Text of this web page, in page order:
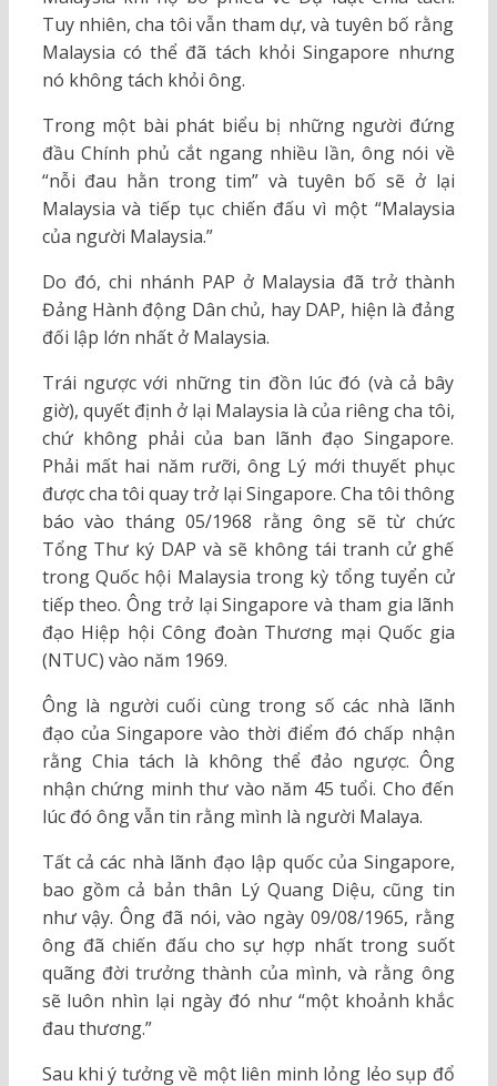
Tuy nhiên, cha tôi vẫn tham dự, và tuyên bố rằng
Malaysia có thể đã tách khỏi Singapore nhưng
nó không tách khỏi ông.
Trong một bài phát biểu bị những người đứng
đầu Chính phủ cắt ngang nhiều lần, ông nói về
“nỗi đau hằn trong tim” và tuyên bố sẽ ở lại
Malaysia và tiếp tục chiến đấu vì một “Malaysia
của người Malaysia.”
Do đó, chi nhánh PAP ở Malaysia đã trở thành
Đảng Hành động Dân chủ, hay DAP, hiện là đảng
đối lập lớn nhất ở Malaysia.
Trái ngược với những tin đồn lúc đó (và cả bây
giờ), quyết định ở lại Malaysia là của riêng cha tôi,
chứ không phải của ban lãnh đạo Singapore.
Phải mất hai năm rưỡi, ông Lý mới thuyết phục
được cha tôi quay trở lại Singapore. Cha tôi thông
báo vào tháng 05/1968 rằng ông sẽ từ chức
Tổng Thư ký DAP và sẽ không tái tranh cử ghế
trong Quốc hội Malaysia trong kỳ tổng tuyển cử
tiếp theo. Ông trở lại Singapore và tham gia lãnh
đạo Hiệp hội Công đoàn Thương mại Quốc gia
(NTUC) vào năm 1969.
Ông là người cuối cùng trong số các nhà lãnh
đạo của Singapore vào thời điểm đó chấp nhận
rằng Chia tách là không thể đảo ngược. Ông
nhận chứng minh thư vào năm 45 tuổi. Cho đến
lúc đó ông vẫn tin rằng mình là người Malaya.
Tất cả các nhà lãnh đạo lập quốc của Singapore,
bao gồm cả bản thân Lý Quang Diệu, cũng tin
như vậy. Ông đã nói, vào ngày 09/08/1965, rằng
ông đã chiến đấu cho sự hợp nhất trong suốt
quãng đời trưởng thành của mình, và rằng ông
sẽ luôn nhìn lại ngày đó như “một khoảnh khắc
đau thương.”
Sau khi ý tưởng về một liên minh lỏng lẻo sụp đổ